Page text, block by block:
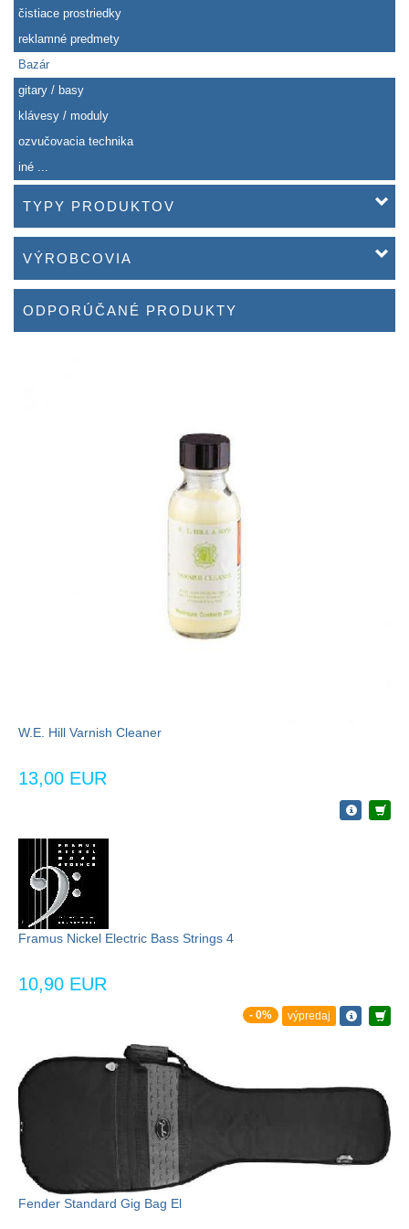
čistiace prostriedky
reklamné predmety
Bazár
gitary / basy
klávesy / moduly
ozvučovacia technika
iné ...
TYPY PRODUKTOV
VÝROBCOVIA
ODPORÚČANÉ PRODUKTY
W.E. Hill Varnish Cleaner
13,00 EUR
Framus Nickel Electric Bass Strings 4
10,90 EUR
- 0% výpredaj
Fender Standard Gig Bag El